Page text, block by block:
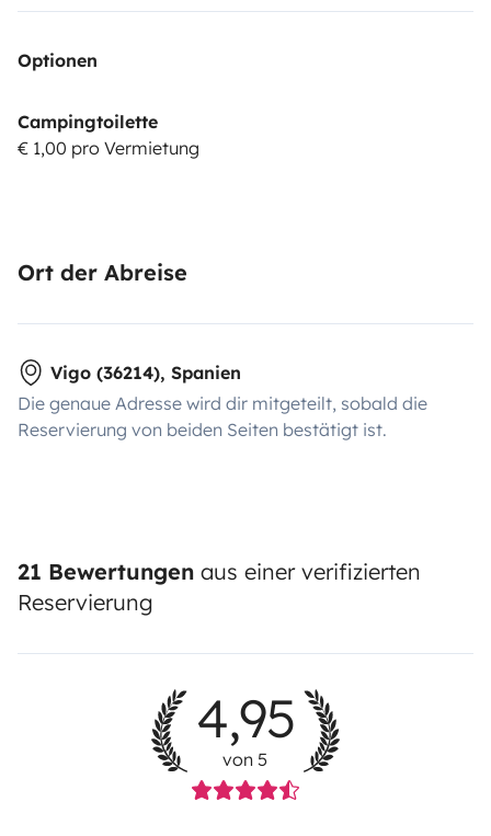
Optionen
Campingtoilette
€ 1,00 pro Vermietung
Ort der Abreise
Vigo (36214), Spanien
Die genaue Adresse wird dir mitgeteilt, sobald die
Reservierung von beiden Seiten bestätigt ist.
21 Bewertungen aus einer verifizierten
Reservierung
4,95
von 5